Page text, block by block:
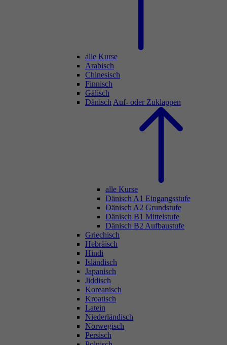
alle Kurse
Arabisch
Chinesisch
Finnisch
Gälisch
Dänisch Auf- oder Zuklappen
alle Kurse
Dänisch A1 Eingangsstufe
Dänisch A2 Grundstufe
Dänisch B1 Mittelstufe
Dänisch B2 Aufbaustufe
Griechisch
Hebräisch
Hindi
Isländisch
Japanisch
Jiddisch
Koreanisch
Kroatisch
Latein
Niederländisch
Norwegisch
Persisch